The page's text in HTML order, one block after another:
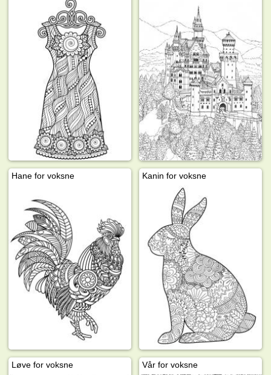
Hane for voksne Kanin for voksne
Løve for voksne Vår for voksne